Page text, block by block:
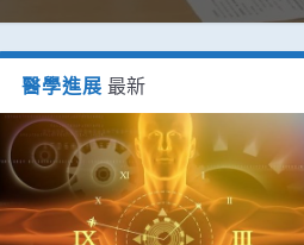
醫學進展 最新